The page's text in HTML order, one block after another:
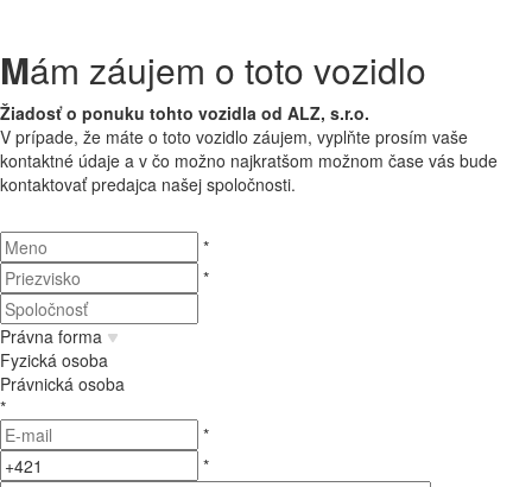
Mám záujem o toto vozidlo
Žiadosť o ponuku tohto vozidla od ALZ, s.r.o.
V prípade, že máte o toto vozidlo záujem, vyplňte prosím vaše
kontaktné údaje a v čo možno najkratšom možnom čase vás bude
kontaktovať predajca našej spoločnosti.
*
*
Právna forma
Fyzická osoba
Právnická osoba
*
*
*